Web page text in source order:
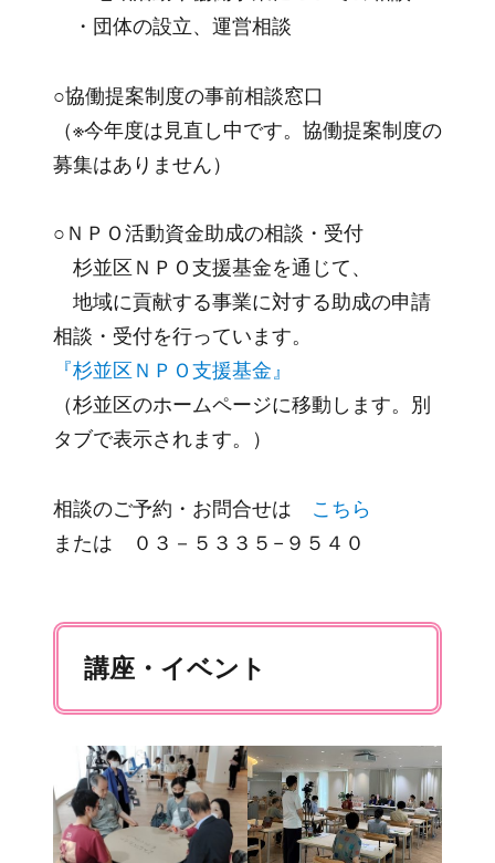
・団体の設立、運営相談
○協働提案制度の事前相談窓口
（※今年度は見直し中です。協働提案制度の
募集はありません）
○ＮＰＯ活動資金助成の相談・受付
杉並区ＮＰＯ支援基金を通じて、
地域に貢献する事業に対する助成の申請
相談・受付を行っています。
『杉並区ＮＰＯ支援基金』
（杉並区のホームページに移動します。別
タブで表示されます。）
相談のご予約・お問合せは こちら
または ０３－５３３５−９５４０
講座・イベント